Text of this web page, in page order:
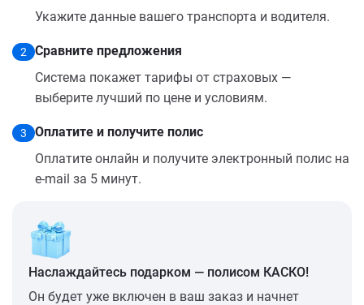
Укажите данные вашего транспорта и водителя.
2
Сравните предложения
Система покажет тарифы от страховых —
выберите лучший по цене и условиям.
3
Оплатите и получите полис
Оплатите онлайн и получите электронный полис на
e-mail за 5 минут.
Наслаждайтесь подарком — полисом КАСКО!
Он будет уже включен в ваш заказ и начнет